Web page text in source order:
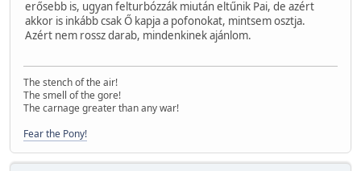
erősebb is, ugyan felturbózzák miután eltűnik Pai, de azért
akkor is inkább csak Ő kapja a pofonokat, mintsem osztja.
Azért nem rossz darab, mindenkinek ajánlom.
The stench of the air!
The smell of the gore!
The carnage greater than any war!
Fear the Pony!